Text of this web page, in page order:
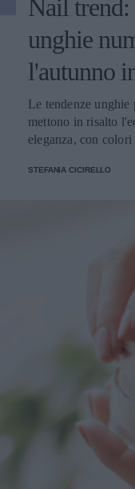
Nail trend:
unghie
l'autunno
Le tendenze
mettono in risalto
eleganza, con
STEFANIA CICIRELLO